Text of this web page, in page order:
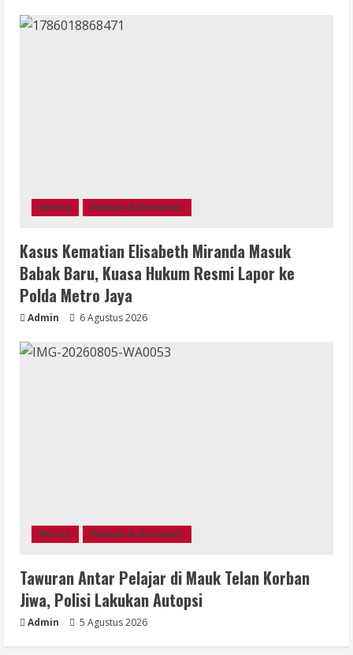
Berita Hukum & Kriminal,
Kasus Kematian Elisabeth Miranda Masuk
Babak Baru, Kuasa Hukum Resmi Lapor ke
Polda Metro Jaya
Admin 6 Agustus 2026
Berita Hukum & Kriminal,
Tawuran Antar Pelajar di Mauk Telan Korban
Jiwa, Polisi Lakukan Autopsi
Admin 5 Agustus 2026